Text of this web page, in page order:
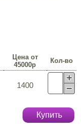
Цена от
45000р
Кол-во
1400
Купить